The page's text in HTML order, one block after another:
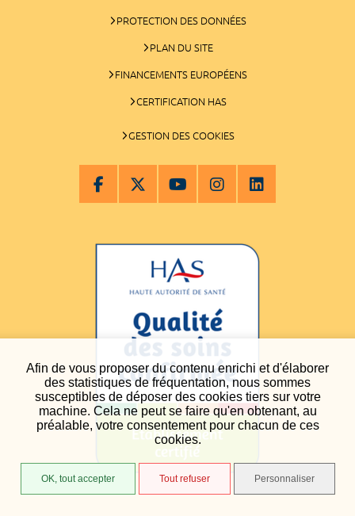
Afin de vous proposer du contenu enrichi et d'élaborer
des statistiques de fréquentation, nous sommes
susceptibles de déposer des cookies tiers sur votre
machine. Cela ne peut se faire qu'en obtenant, au
préalable, votre consentement pour chacun de ces
cookies.
OK, tout accepter Tout refuser Personnaliser
PROTECTION DES DONNÉES
PLAN DU SITE
FINANCEMENTS EUROPÉENS
CERTIFICATION HAS
GESTION DES COOKIES